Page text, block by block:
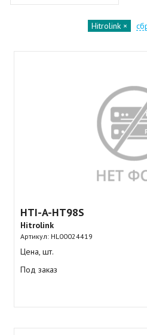
Hitrolink
HTI-A-HT98S
Hitrolink
Артикул: HL00024419
Цена, шт.
Под заказ